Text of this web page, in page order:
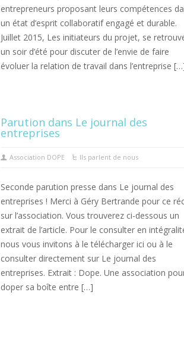
entrepreneurs proposant leurs compétences
un état d’esprit collaboratif engagé et durable.
Juillet 2015, Les initiateurs du projet, se
un soir d’été pour discuter de l’envie de faire
évoluer la relation de travail dans l’entreprise
Parution dans Le journal des
entreprises
Association DOPE Ils parlent de nous
Seconde parution presse dans Le journal des
entreprises ! Merci à Géry Bertrande pour ce
sur l’association. Vous trouverez ci-dessous un
extrait de l’article. Pour le consulter en
nous vous invitons à le télécharger ici ou à le
consulter directement sur Le journal des
entreprises. Extrait : Dope. Une association
doper sa boîte entre […]